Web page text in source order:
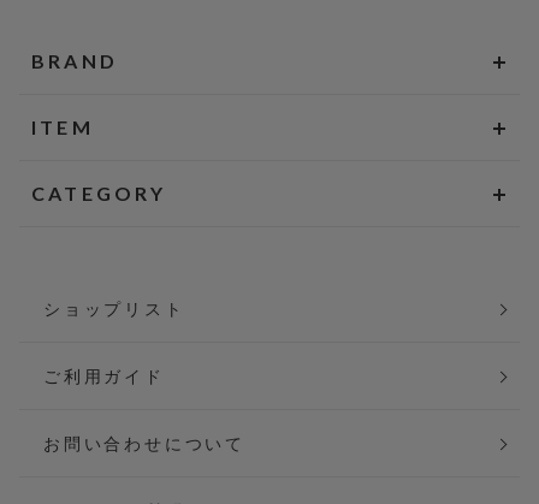
BRAND
ITEM
CATEGORY
ショップリスト
ご利用ガイド
お問い合わせについて